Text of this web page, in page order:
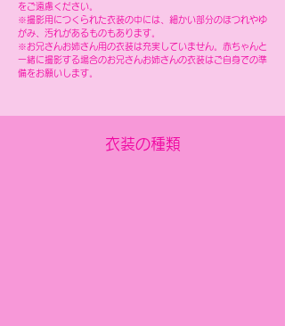
をご遠慮ください。
※撮影用につくられた衣装の中には、細かい部分のほつれやゆ
がみ、汚れがあるものもあります。
​※お兄さんお姉さん用の衣装は充実していません。赤ちゃんと
一緒に撮影する場合のお兄さんお姉さんの衣装はご自身での準
備をお願いします。
衣装の種類